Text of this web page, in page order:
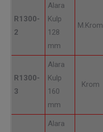
R1300-
2
Alara
Kulp
128
mm
M.Krom
R1300-
3
Alara
Kulp
160
mm
Krom
Alara